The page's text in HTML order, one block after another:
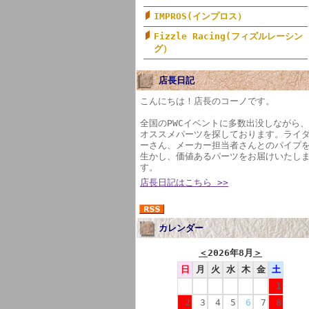
IMPROS(インプロス）
Fizzle Racing(フィズルレーシン
グ）
店長日記
こんにちは！店長のコーノです。
全国のPWCイベントに多数出没しながら、
オススメパーツを探しております。ライ
ーさん、メーカー担当者さんとのパイプを
生かし、価値あるパーツをお届けいたしま
す。
店長日記はこちら >>
カレンダー
＜ 2026年8月 ＞
日
月 火 水 木 金
土
1
2
3 4 5 6 7
8